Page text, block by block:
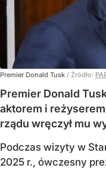
Premier Donald Tusk / Źródło:
Premier Donald
aktorem i
rządu wręczył mu
Podczas wizyty w
2025 r., ówczesny